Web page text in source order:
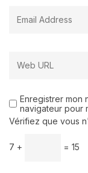
Enregistrer mon
navigateur pour
Vérifiez que vous
7 + = 15